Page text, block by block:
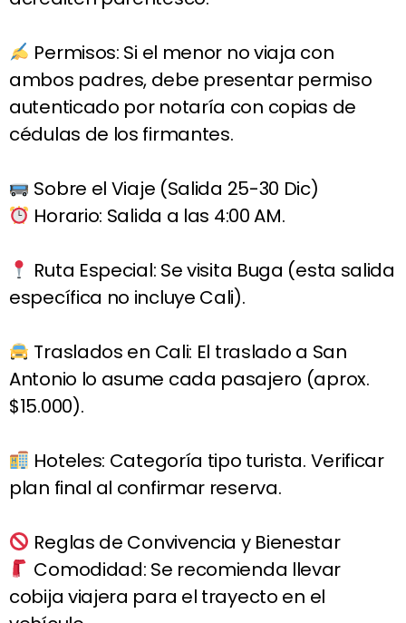
Permisos: Si el menor no viaja con
ambos padres, debe presentar permiso
autenticado por notaría con copias de
cédulas de los firmantes.
Sobre el Viaje (Salida 25-30 Dic)
Horario: Salida a las 4:00 AM.
Ruta Especial: Se visita Buga (esta salida
específica no incluye Cali).
Traslados en Cali: El traslado a San
Antonio lo asume cada pasajero (aprox.
$15.000).
Hoteles: Categoría tipo turista. Verificar
plan final al confirmar reserva.
Reglas de Convivencia y Bienestar
Comodidad: Se recomienda llevar
cobija viajera para el trayecto en el